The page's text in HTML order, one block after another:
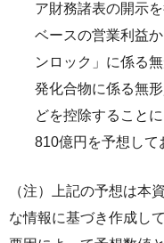
ア財務諸表の開示
ベースの営業利益
ンロック」に係る
発化合物に係る無
どを控除すること
810億円を予想して
（注）上記の予想は本
な情報に基づき作成し